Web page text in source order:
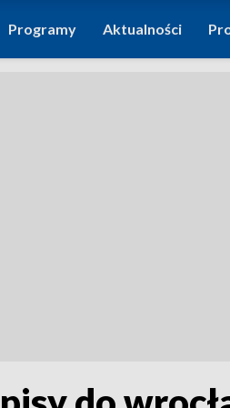
Programy Aktualności